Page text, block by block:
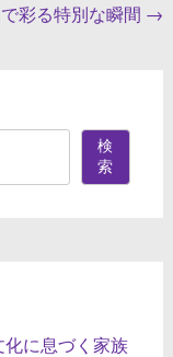
彩る特別な瞬間 →
検
索
に息づく家族